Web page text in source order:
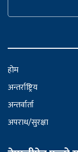
होम
अन्तर्राष्ट्रिय
अन्तर्वार्ता
अपराध/सुरक्षा